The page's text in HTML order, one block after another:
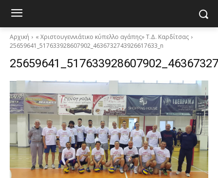
Αρχική
« Χριστουγεννιάτικο κύπελλο αγάπης» Τ.Δ. Καρδίτσας
25659641_517633928607902_4636732743926617633_n